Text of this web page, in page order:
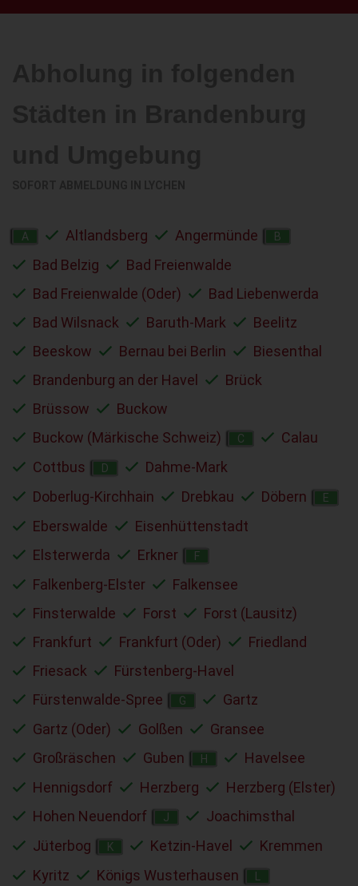
A Altlandsberg Angermünde B
Bad Belzig
Bad Freienwalde
Bad Freienwalde (Oder)
Bad Liebenwerda
Bad Wilsnack
Baruth-Mark
Beelitz
Beeskow
Bernau bei Berlin
Biesenthal
Brandenburg an der Havel
Brück
Brüssow
Buckow
Buckow (Märkische Schweiz)
C
Calau
Cottbus
D
Dahme-Mark
Doberlug-Kirchhain
Drebkau Döbern E
Eberswalde
Eisenhüttenstadt
Elsterwerda
Erkner F
Falkenberg-Elster
Falkensee
Finsterwalde
Forst
Forst (Lausitz)
Frankfurt
Frankfurt (Oder)
Friedland
Friesack
Fürstenberg-Havel
Fürstenwalde-Spree
G
Gartz
Gartz (Oder)
Golßen
Gransee
Großräschen
Guben H
Havelsee
Hennigsdorf
Herzberg
Herzberg (Elster)
Hohen Neuendorf
J
Joachimsthal
Jüterbog
K Ketzin-Havel
Kremmen
Kyritz
Königs Wusterhausen